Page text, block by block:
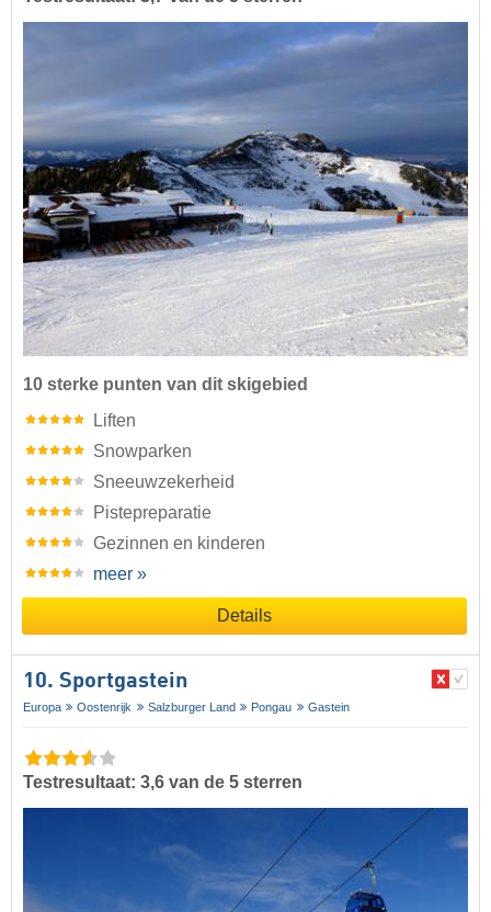
10 sterke punten van dit skigebied
Liften
Snowparken
Sneeuwzekerheid
Pistepreparatie
Gezinnen en kinderen
meer »
Details
10. Sportgastein
Europa Oostenrijk Salzburger Land Pongau Gastein
Testresultaat: 3,6 van de 5 sterren